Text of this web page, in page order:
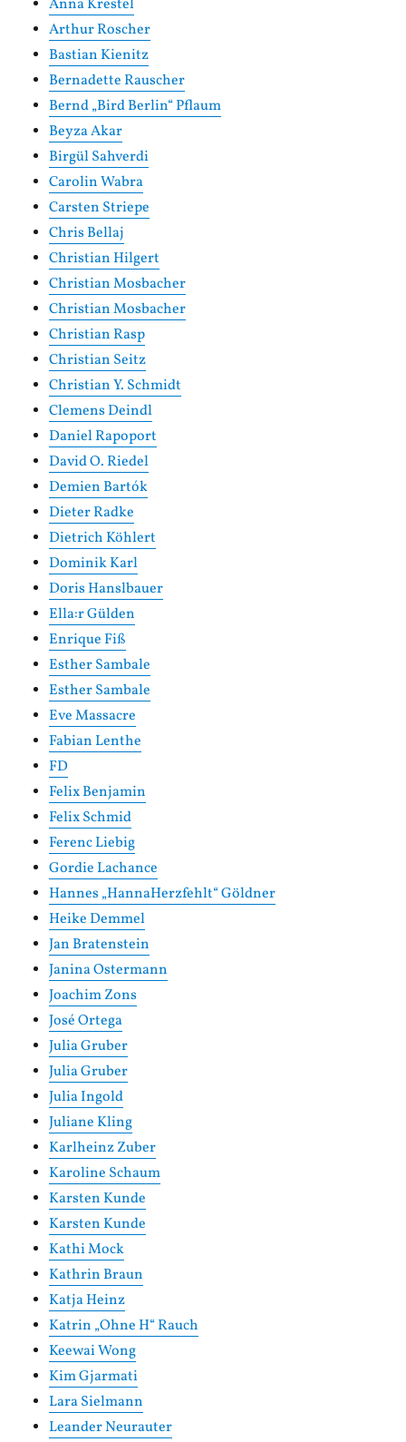
Anna Krestel
Arthur Roscher
Bastian Kienitz
Bernadette Rauscher
Bernd „Bird Berlin“ Pflaum
Beyza Akar
Birgül Sahverdi
Carolin Wabra
Carsten Striepe
Chris Bellaj
Christian Hilgert
Christian Mosbacher
Christian Mosbacher
Christian Rasp
Christian Seitz
Christian Y. Schmidt
Clemens Deindl
Daniel Rapoport
David O. Riedel
Demien Bartók
Dieter Radke
Dietrich Köhlert
Dominik Karl
Doris Hanslbauer
Ella:r Gülden
Enrique Fiß
Esther Sambale
Esther Sambale
Eve Massacre
Fabian Lenthe
FD
Felix Benjamin
Felix Schmid
Ferenc Liebig
Gordie Lachance
Hannes „HannaHerzfehlt“ Göldner
Heike Demmel
Jan Bratenstein
Janina Ostermann
Joachim Zons
José Ortega
Julia Gruber
Julia Gruber
Julia Ingold
Juliane Kling
Karlheinz Zuber
Karoline Schaum
Karsten Kunde
Karsten Kunde
Kathi Mock
Kathrin Braun
Katja Heinz
Katrin „Ohne H“ Rauch
Keewai Wong
Kim Gjarmati
Lara Sielmann
Leander Neurauter